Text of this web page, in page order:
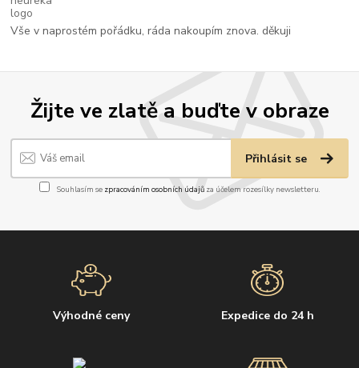
Žijte ve zlatě a buďte v obraze
Přihlásit se
Souhlasím se zpracováním osobních údajůza účelem rozesílky newsletteru.
Výhodné ceny Expedice do 24 h
Vše v naprostém pořádku, ráda nakoupím znova. děkuji